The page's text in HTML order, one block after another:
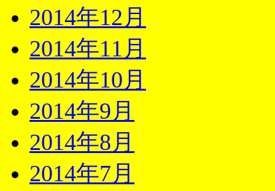
2014年12月
2014年11月
2014年10月
2014年9月
2014年8月
2014年7月